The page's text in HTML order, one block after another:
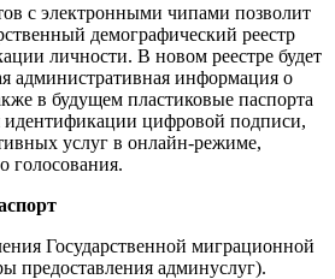
с электронными чипами позволит
демографический реестр
личности. В новом реестре будет
административная информация о
в будущем пластиковые паспорта
идентификации цифровой подписи,
услуг в онлайн-режиме,
голосования.
Государственной миграционной
админуслуг).